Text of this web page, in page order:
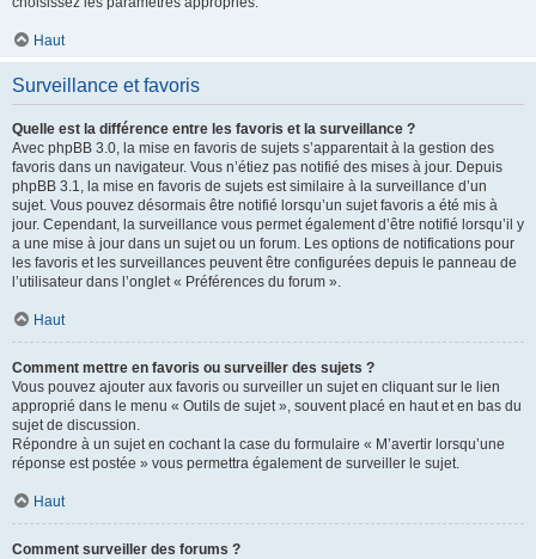
Haut
Surveillance et favoris
Quelle est la différence entre les favoris et la surveillance ?
Avec phpBB 3.0, la mise en favoris de sujets s’apparentait à la gestion des
favoris dans un navigateur. Vous n’étiez pas notifié des mises à jour. Depuis
phpBB 3.1, la mise en favoris de sujets est similaire à la surveillance d’un
sujet. Vous pouvez désormais être notifié lorsqu’un sujet favoris a été mis à
jour. Cependant, la surveillance vous permet également d’être notifié lorsqu’il y
a une mise à jour dans un sujet ou un forum. Les options de notifications pour
les favoris et les surveillances peuvent être configurées depuis le panneau de
l’utilisateur dans l’onglet « Préférences du forum ».
Haut
Comment mettre en favoris ou surveiller des sujets ?
Vous pouvez ajouter aux favoris ou surveiller un sujet en cliquant sur le lien
approprié dans le menu « Outils de sujet », souvent placé en haut et en bas du
sujet de discussion.
Répondre à un sujet en cochant la case du formulaire « M’avertir lorsqu’une
réponse est postée » vous permettra également de surveiller le sujet.
Haut
Comment surveiller des forums ?